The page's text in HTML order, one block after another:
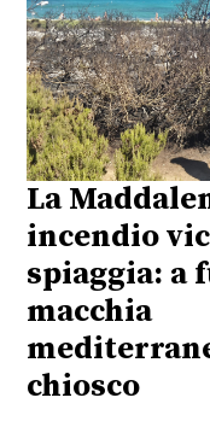
La
incendio
spiaggia: a
macchia
chiosco